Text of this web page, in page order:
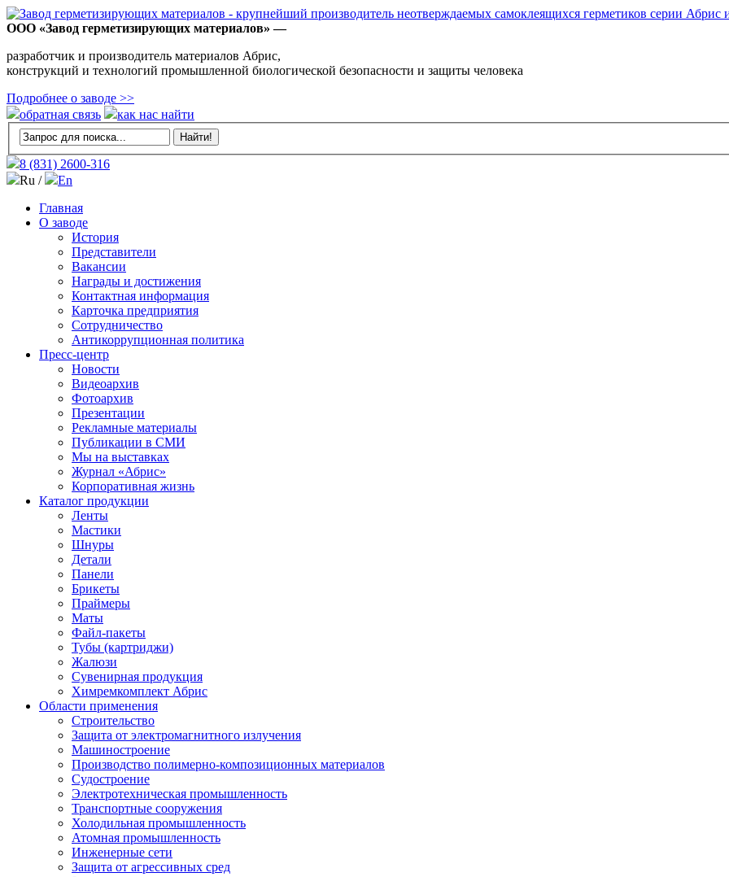
ООО «Завод герметизирующих материалов» —
разработчик и производитель материалов Абрис,
конструкций и технологий промышленной биологической безопасности и защиты человека
Подробнее о заводе >>
обратная связь
как нас найти
8 (831) 2600-316
Ru /
En
Главная
О заводе
История
Представители
Вакансии
Награды и достижения
Контактная информация
Карточка предприятия
Сотрудничество
Антикоррупционная политика
Пресс-центр
Новости
Видеоархив
Фотоархив
Презентации
Рекламные материалы
Публикации в СМИ
Мы на выставках
Журнал «Абрис»
Корпоративная жизнь
Каталог продукции
Ленты
Мастики
Шнуры
Детали
Панели
Брикеты
Праймеры
Маты
Файл-пакеты
Тубы (картриджи)
Жалюзи
Сувенирная продукция
Химремкомплект Абрис
Области применения
Строительство
Защита от электромагнитного излучения
Машиностроение
Производство полимерно-композиционных материалов
Судостроение
Электротехническая промышленность
Транспортные сооружения
Холодильная промышленность
Атомная промышленность
Инженерные сети
Защита от агрессивных сред